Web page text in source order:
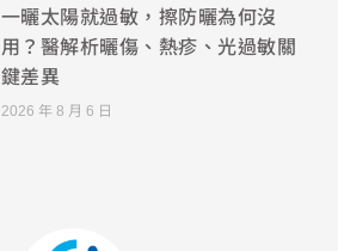
一曬太陽就過敏，擦防曬為何沒
用？醫解析曬傷、熱疹、光過敏關
鍵差異
2026 年 8 月 6 日